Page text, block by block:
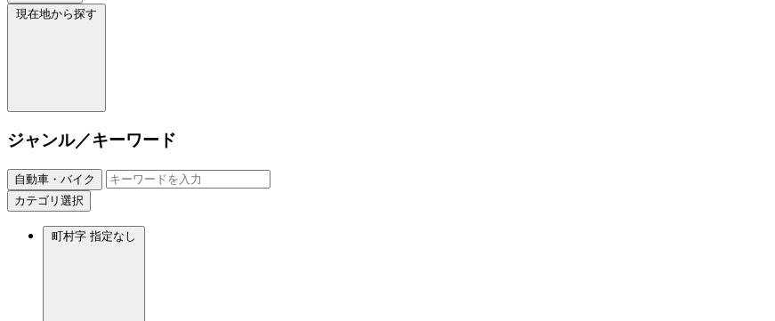
現在地から探す
ジャンル／キーワード
自動車・バイク
カテゴリ選択
町村字 指定なし